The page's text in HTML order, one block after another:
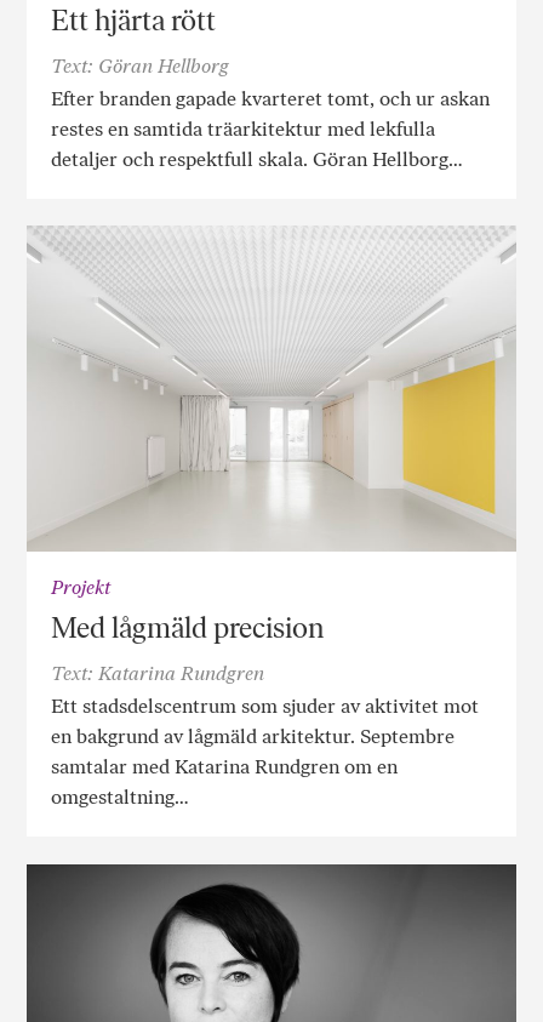
Ett hjärta rött
Text: Göran Hellborg
Efter branden gapade kvarteret tomt, och ur askan
restes en samtida träarkitektur med lekfulla
detaljer och respektfull skala. Göran Hellborg…
Projekt
Med lågmäld precision
Text: Katarina Rundgren
Ett stadsdelscentrum som sjuder av aktivitet mot
en bakgrund av lågmäld arkitektur. Septembre
samtalar med Katarina Rundgren om en
omgestaltning…